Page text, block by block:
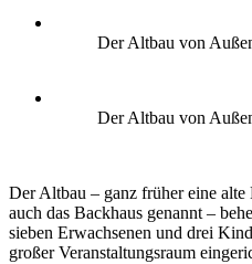
Der Altbau von
Der Altbau von
Der Altbau – ganz früher eine
auch das Backhaus genannt –
sieben Erwachsenen und drei
großer Veranstaltungsraum